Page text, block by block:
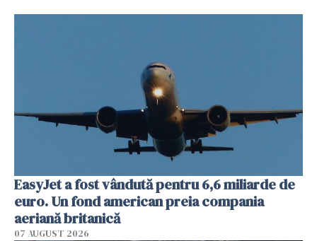
EasyJet a fost vândută pentru 6,6 miliarde de
euro. Un fond american preia compania
aeriană britanică
07 AUGUST 2026